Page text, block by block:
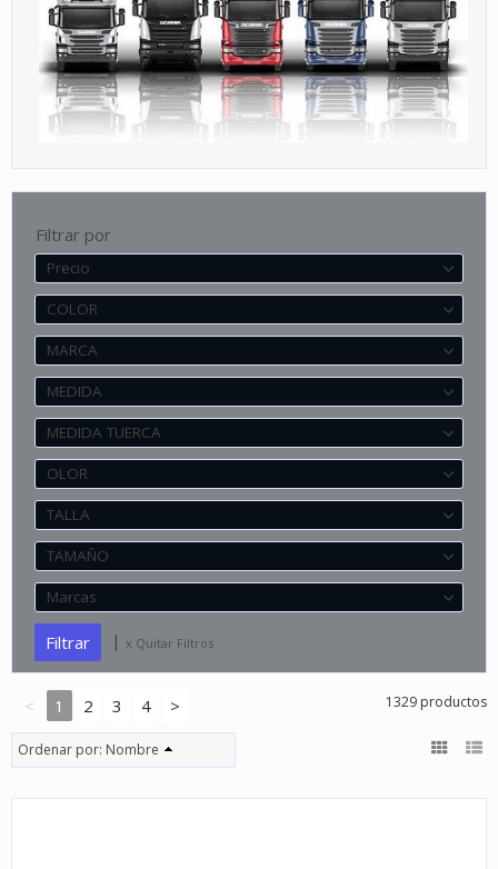
Filtrar por
Precio
COLOR
MARCA
MEDIDA
MEDIDA TUERCA
OLOR
TALLA
TAMAÑO
Marcas
| x Quitar Filtros
< 1 2 3 4 > 1329 productos
Ordenar por: Nombre